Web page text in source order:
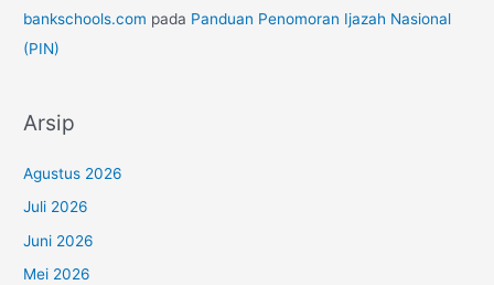
bankschools.com pada Panduan Penomoran Ijazah Nasional
(PIN)
Arsip
Agustus 2026
Juli 2026
Juni 2026
Mei 2026